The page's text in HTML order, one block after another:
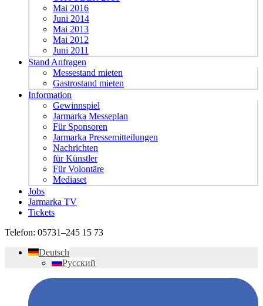
Mai 2016
Juni 2014
Mai 2013
Mai 2012
Juni 2011
Stand Anfragen
Messestand mieten
Gastrostand mieten
Information
Gewinnspiel
Jarmarka Messeplan
Für Sponsoren
Jarmarka Pressemitteilungen
Nachrichten
für Künstler
Für Volontäre
Mediaset
Jobs
Jarmarka TV
Tickets
Telefon: 05731–245 15 73
Deutsch
Русский